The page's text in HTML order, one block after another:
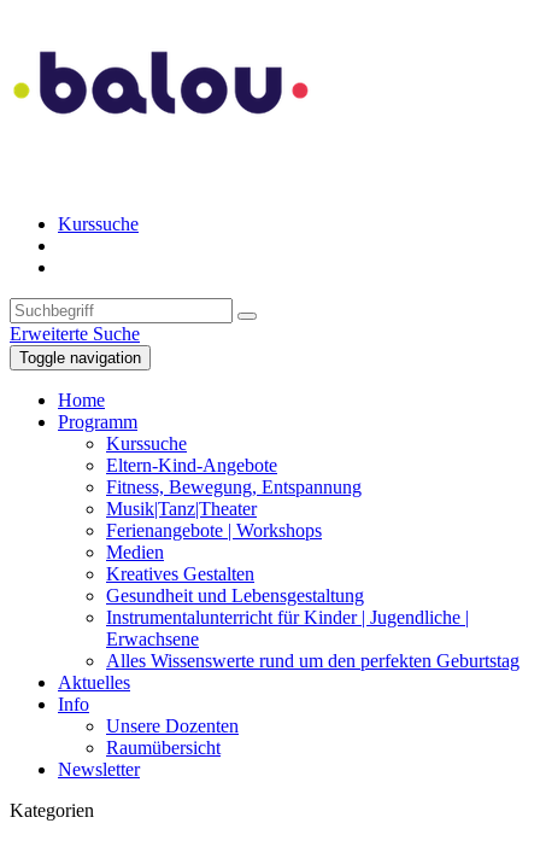
Kurssuche
Erweiterte Suche
Toggle navigation
Home
Programm
Kurssuche
Eltern-Kind-Angebote
Fitness, Bewegung, Entspannung
Musik|Tanz|Theater
Ferienangebote | Workshops
Medien
Kreatives Gestalten
Gesundheit und Lebensgestaltung
Instrumentalunterricht für Kinder | Jugendliche |
Erwachsene
Alles Wissenswerte rund um den perfekten Geburtstag
Aktuelles
Info
Unsere Dozenten
Raumübersicht
Newsletter
Kategorien